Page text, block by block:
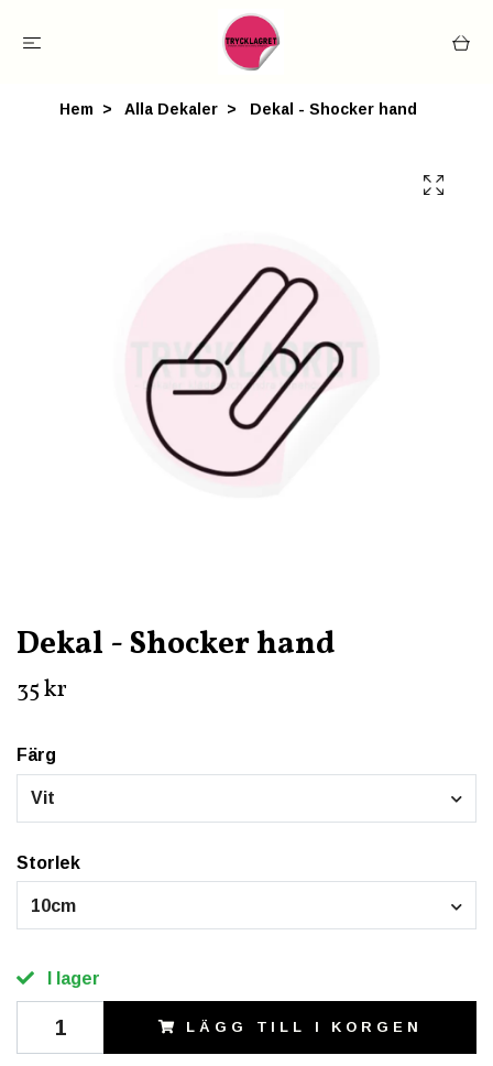
Hem Alla Dekaler Dekal - Shocker hand
Dekal - Shocker hand
35 kr
Färg
Vit
Storlek
10cm
I lager
LÄGG TILL I KORGEN